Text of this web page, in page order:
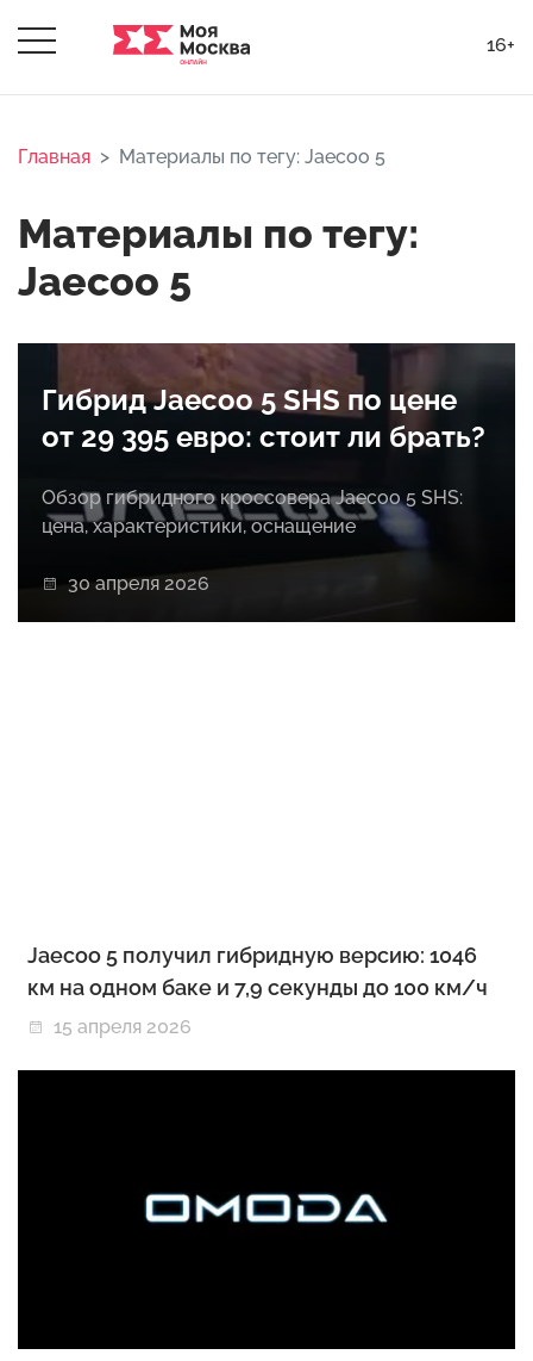
16+
Главная Материалы по тегу: Jaecoo 5
Материалы по тегу:
Jaecoo 5
Гибрид Jaecoo 5 SHS по цене
от 29 395 евро: стоит ли брать?
Обзор гибридного кроссовера Jaecoo 5 SHS:
цена, характеристики, оснащение
30 апреля 2026
Jaecoo 5 получил гибридную версию: 1046
км на одном баке и 7,9 секунды до 100 км/ч
15 апреля 2026